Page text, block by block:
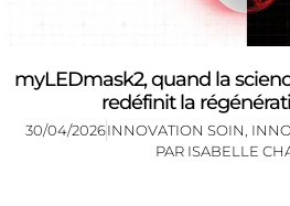
myLEDmask2, quand la
redéfinit la
30/04/2026INNOVATION SOIN
PAR ISABELLE